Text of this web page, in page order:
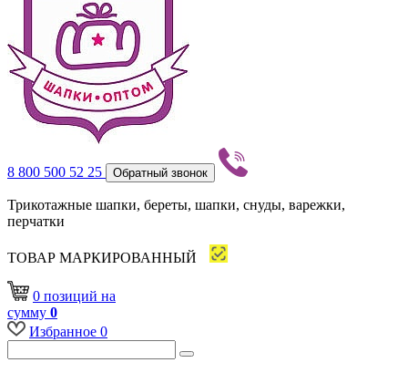
8 800 500 52 25 Обратный звонок
Трикотажные шапки, береты, шапки, снуды, варежки,
перчатки
ТОВАР МАРКИРОВАННЫЙ
0 позиций на
сумму 0
Избранное 0